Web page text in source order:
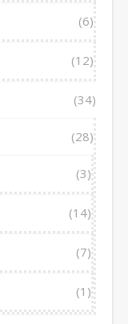
(6)
(12)
(34)
(28)
(3)
(14)
(7)
(1)